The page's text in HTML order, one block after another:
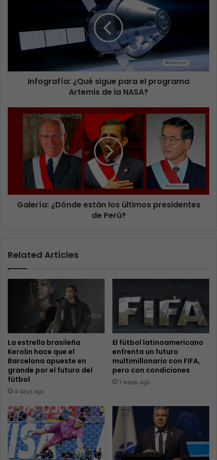
Infografía: ¿Qué sigue para el programa
Artemis de la NASA?
Galería: ¿Dónde están los últimos presidentes
de Perú?
Related Articles
La estrella brasileña
Kerolin hace que el
Barcelona apueste en
grande por el futuro del
fútbol
4 days ago
El fútbol latinoamericano
enfrenta un futuro
multimillonario con FIFA,
pero con condiciones
1 week ago